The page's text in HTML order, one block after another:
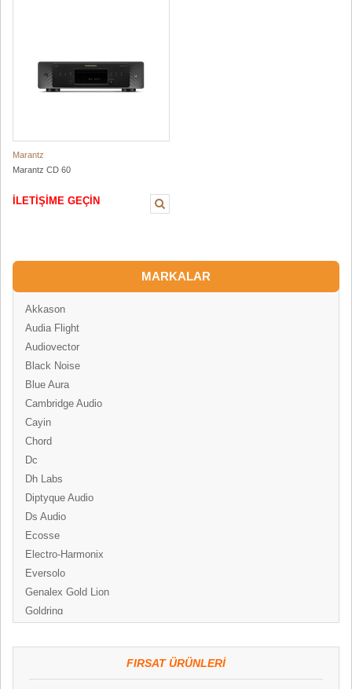
Marantz
Marantz CD 60
İLETİŞİME GEÇİN
MARKALAR
Akkason
Audia Flight
Audiovector
Black Noise
Blue Aura
Cambridge Audio
Cayin
Chord
Dc
Dh Labs
Diptyque Audio
Ds Audio
Ecosse
Electro-Harmonix
Eversolo
Genalex Gold Lion
Goldring
Hegel
FIRSAT ÜRÜNLERI